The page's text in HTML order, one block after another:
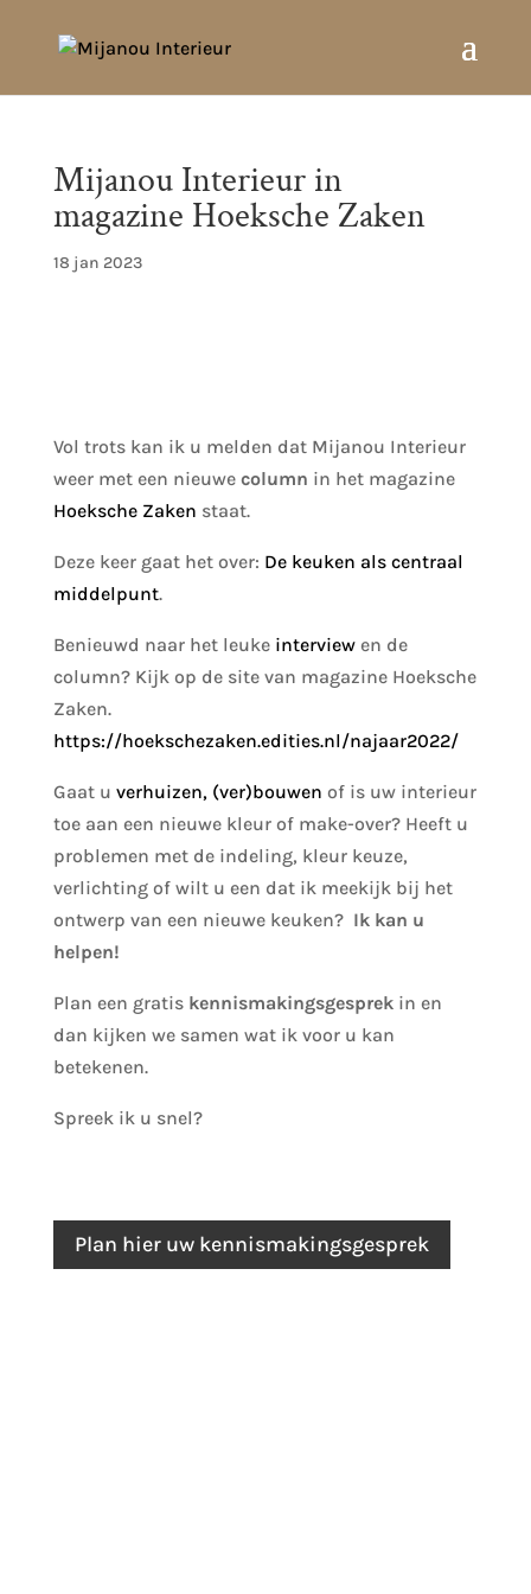
Mijanou Interieur in
magazine Hoeksche Zaken
18 jan 2023
Vol trots kan ik u melden dat Mijanou Interieur
weer met een nieuwe column in het magazine
Hoeksche Zaken staat.
Deze keer gaat het over: De keuken als centraal
middelpunt.
Benieuwd naar het leuke interviewen de
column? Kijk op de site van magazine Hoeksche
Zaken.
https://hoekschezaken.edities.nl/najaar2022/
Gaat u verhuizen, (ver)bouwen of is uw interieur
toe aan een nieuwe kleur of make-over? Heeft u
problemen met de indeling, kleur keuze,
verlichting of wilt u een dat ik meekijk bij het
ontwerp van een nieuwe keuken? Ik kan u
helpen!
Plan een gratis kennismakingsgesprekin en
dan kijken we samen wat ik voor u kan
betekenen.
Spreek ik u snel?
Plan hier uw kennismakingsgesprek